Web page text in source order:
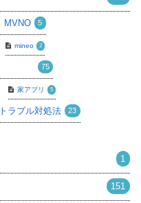
MVNO 5
mineo 2
75
家アプリ 5
トラブル対処法 23
1
151